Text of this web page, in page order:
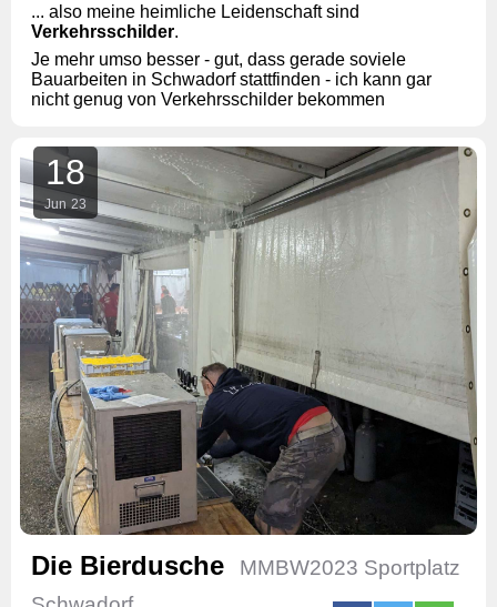
... also meine heimliche Leidenschaft sind
Verkehrsschilder.
Je mehr umso besser - gut, dass gerade soviele
Bauarbeiten in Schwadorf stattfinden - ich kann gar
nicht genug von Verkehrsschilder bekommen
18
Jun 23
Die Bierdusche
MMBW2023 Sportplatz